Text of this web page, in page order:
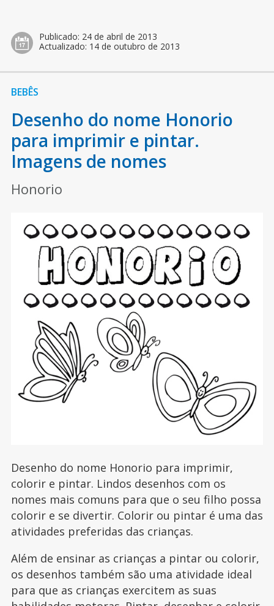
Publicado: 24 de abril de 2013
Actualizado: 14 de outubro de 2013
BEBÊS
Desenho do nome Honorio
para imprimir e pintar.
Imagens de nomes
Honorio
Desenho do nome Honorio para imprimir,
colorir e pintar. Lindos desenhos com os
nomes mais comuns para que o seu filho possa
colorir e se divertir. Colorir ou pintar é uma das
atividades preferidas das crianças.
Além de ensinar as crianças a pintar ou colorir,
os desenhos também são uma atividade ideal
para que as crianças exercitem as suas